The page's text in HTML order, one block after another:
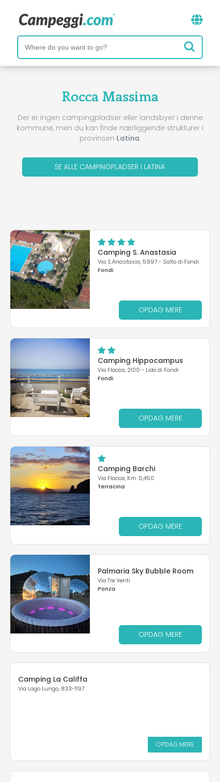
Rocca Massima
Der er ingen campingpladser eller landsbyer i denne
kommune, men du kan finde nærliggende strukturer i
provinsen Latina.
SE ALLE CAMPINGPLADSER I LATINA
Camping S. Anastasia
Via S.Anastasia, 5997 - Salto di Fondi
Fondi
OPDAG MERE
Camping Hippocampus
Via Flacca, 2100 - Lido di Fondi
Fondi
OPDAG MERE
Camping Barchi
Via Flacca, Km. 0,450
Terracina
OPDAG MERE
Palmaria Sky Bubble Room
Via Tre Venti
Ponza
OPDAG MERE
Camping La Califfa
Via Lago Lungo, 833-1197
OPDAG MERE